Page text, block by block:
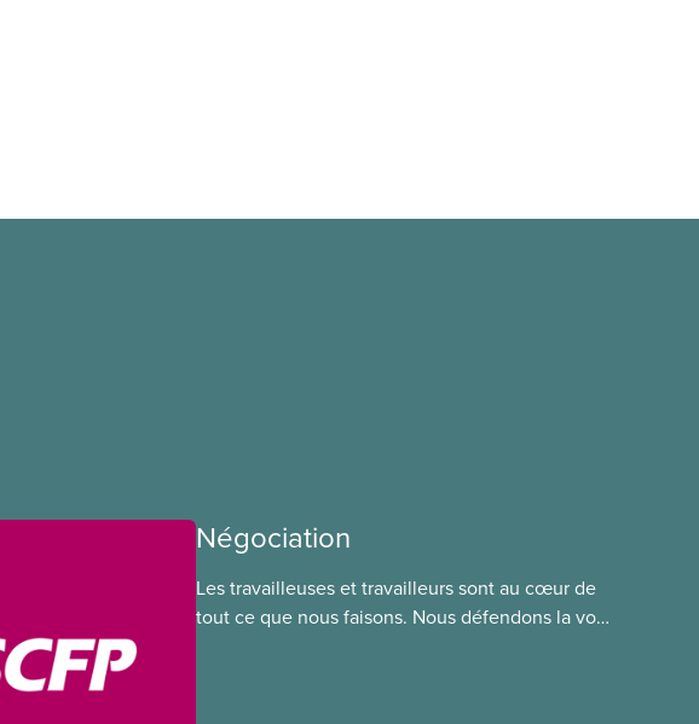
Négociation
Les travailleuses et travailleurs sont au cœur de
tout ce que nous faisons. Nous défendons la voix